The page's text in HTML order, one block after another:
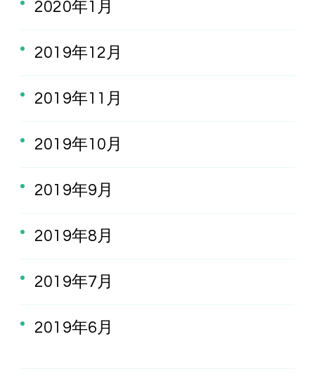
2020年1月
2019年12月
2019年11月
2019年10月
2019年9月
2019年8月
2019年7月
2019年6月